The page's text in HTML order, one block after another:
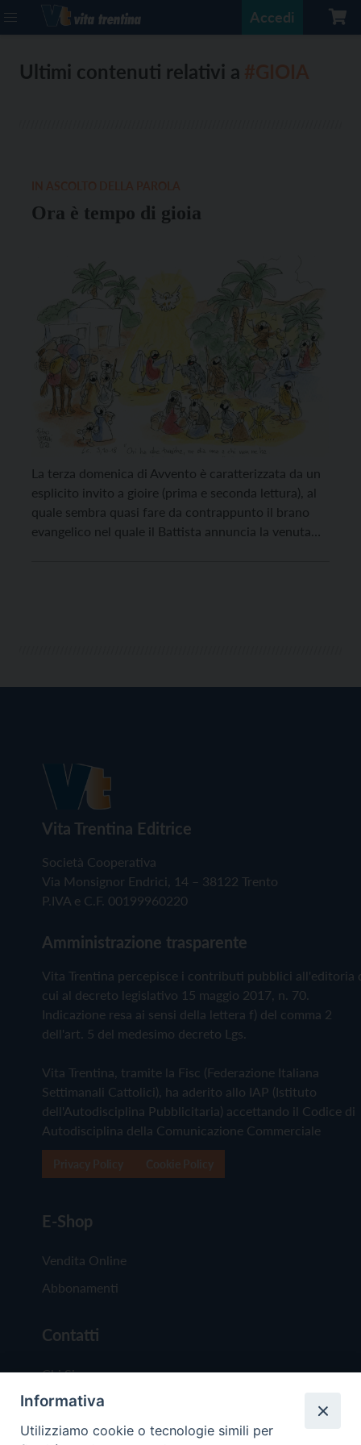
Accedi
Ultimi contenuti relativi a
Ora è tempo di gioia
La terza domenica di Avvento è caratterizzata da un
esplicito invito a gioire (prima e seconda lettura), al
quale sembra quasi fare da contrappunto il brano
evangelico nel quale il Battista annuncia la venuta
Vita Trentina Editrice
Società Cooperativa
Via Monsignor Endrici, 14 – 38122 Trento
P.IVA e C.F. 00199960220
Amministrazione trasparente
Vita Trentina percepisce i contributi pubblici all'editoria
cui al decreto legislativo 15 maggio 2017, n. 70.
Indicazione resa ai sensi della lettera f) del comma 2
dell'art. 5 del medesimo decreto Lgs.
Vita Trentina, tramite la Fisc (Federazione Italiana
Settimanali Cattolici), ha aderito allo IAP (Istituto
dell'Autodisciplina Pubblicitaria) accettando il Codice di
Autodisciplina della Comunicazione Commerciale
E-Shop
Vendita Online
Abbonamenti
Contatti
Chi Siamo
Redazione
Scrivici
Informativa
Utilizziamo cookie o tecnologie simili per